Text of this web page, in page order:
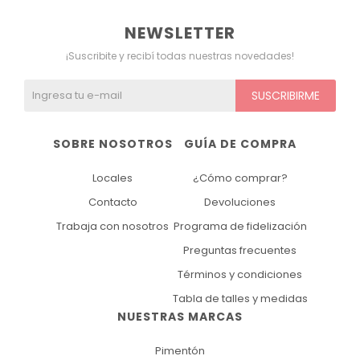
NUESTRAS MARCAS
Pimentón
GUÍA DE COMPRA
¿Cómo comprar?
Devoluciones
Programa de fidelización
Preguntas frecuentes
Términos y condiciones
Tabla de talles y medidas
SOBRE NOSOTROS
Locales
Contacto
Trabaja con nosotros
NEWSLETTER
¡Suscribite y recibí todas nuestras novedades!
SUSCRIBIRME